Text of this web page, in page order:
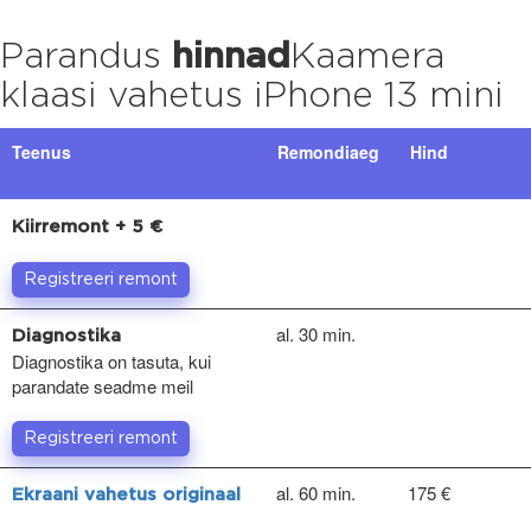
Parandus hinnad Kaamera
klaasi vahetus iPhone 13 mini
Teenus Remondiaeg Hind
Kiirremont + 5 €
Registreeri remont
Diagnostika
Diagnostika on tasuta, kui
parandate seadme meil
al. 30 min.
Registreeri remont
Ekraani vahetus originaal
al. 60 min. 175 €